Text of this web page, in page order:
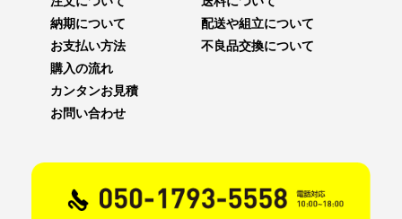
納期について
お支払い方法
配送や組立について
不良品交換について
購入の流れ
カンタンお見積
お問い合わせ